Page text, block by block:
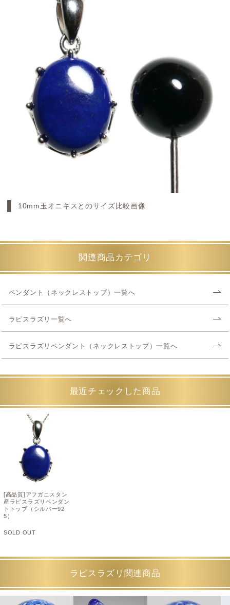
10mm玉オニキスとのサイズ比較画像
関連商品カテゴリ
ペンダント（ネックレストップ）一覧へ
ラピスラズリ一覧へ
ラピスラズリペンダント（ネックレストップ）一覧へ
最近チェックした商品
[高品質]アフガニスタン
産ラピスラズリペンダン
トトップ（シルバー92
5）
SOLD OUT
ラピスラズリ関連商品